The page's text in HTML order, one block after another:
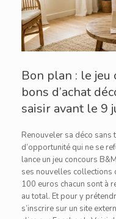
Bon plan : le
bons d’achat
saisir avant le 9
Renouveler sa déco sans
d’opportunité qui ne se
lance un jeu concours
ses nouvelles collections
100 euros chacun sont à
au total. Et pour y
s’inscrire sur un site